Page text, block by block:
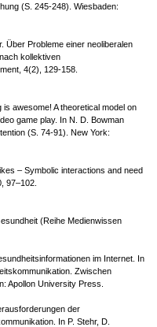
(S. 245-248). Wiesbaden:
Über Probleme einer neoliberalen
kollektiven
4(2), 129-158.
awesome! A theoretical model on
game play. In N. D. Bowman
(S. 74-91). New York:
– Symbolic interactions and need
97–102.
(Reihe Medienwissen
im Internet. In
Zwischen
Apollon University Press.
der
In P. Stehr, D.